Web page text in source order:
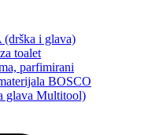
(drška i glava)
toalet
parfimirani
BOSCO
glava Multitool)